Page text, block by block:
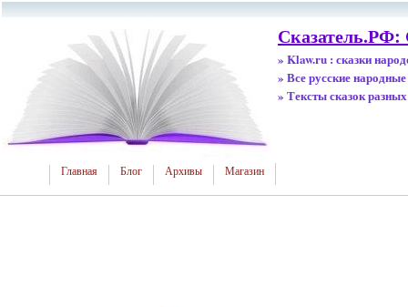
Сказатель.РФ:
» Klaw.ru : сказки
» Все русские народные
» Тексты сказок
Главная Блог Архивы Магазин